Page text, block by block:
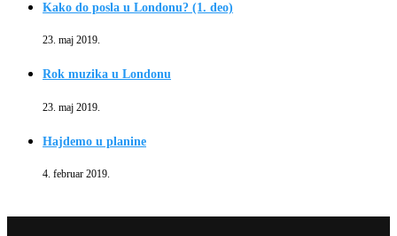
Kako do posla u Londonu? (1. deo)
23. maj 2019.
Rok muzika u Londonu
23. maj 2019.
Hajdemo u planine
4. februar 2019.